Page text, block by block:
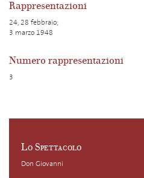
Rappresentazioni
24, 28 febbraio;
3 marzo 1948
Numero rappresentazioni
3
Lo Spettacolo
Don Giovanni